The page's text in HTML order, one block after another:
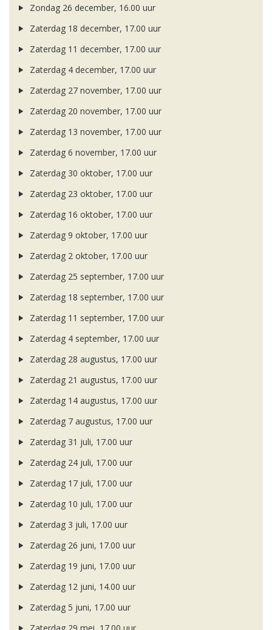
Zondag 26 december, 16.00 uur
Zaterdag 18 december, 17.00 uur
Zaterdag 11 december, 17.00 uur
Zaterdag 4 december, 17.00 uur
Zaterdag 27 november, 17.00 uur
Zaterdag 20 november, 17.00 uur
Zaterdag 13 november, 17.00 uur
Zaterdag 6 november, 17.00 uur
Zaterdag 30 oktober, 17.00 uur
Zaterdag 23 oktober, 17.00 uur
Zaterdag 16 oktober, 17.00 uur
Zaterdag 9 oktober, 17.00 uur
Zaterdag 2 oktober, 17.00 uur
Zaterdag 25 september, 17.00 uur
Zaterdag 18 september, 17.00 uur
Zaterdag 11 september, 17.00 uur
Zaterdag 4 september, 17.00 uur
Zaterdag 28 augustus, 17.00 uur
Zaterdag 21 augustus, 17.00 uur
Zaterdag 14 augustus, 17.00 uur
Zaterdag 7 augustus, 17.00 uur
Zaterdag 31 juli, 17.00 uur
Zaterdag 24 juli, 17.00 uur
Zaterdag 17 juli, 17.00 uur
Zaterdag 10 juli, 17.00 uur
Zaterdag 3 juli, 17.00 uur
Zaterdag 26 juni, 17.00 uur
Zaterdag 19 juni, 17.00 uur
Zaterdag 12 juni, 14.00 uur
Zaterdag 5 juni, 17.00 uur